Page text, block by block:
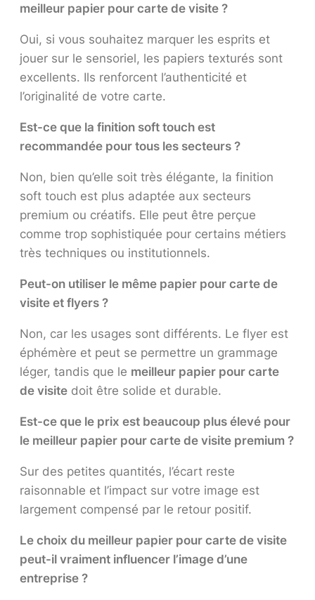
meilleur papier pour carte de visite ?
Oui, si vous souhaitez marquer les esprits et
jouer sur le sensoriel, les papiers texturés sont
excellents. Ils renforcent l’authenticité et
l’originalité de votre carte.
Est-ce que la finition soft touch est
recommandée pour tous les secteurs ?
Non, bien qu’elle soit très élégante, la finition
soft touch est plus adaptée aux secteurs
premium ou créatifs. Elle peut être perçue
comme trop sophistiquée pour certains métiers
très techniques ou institutionnels.
Peut-on utiliser le même papier pour carte de
visite et flyers ?
Non, car les usages sont différents. Le flyer est
éphémère et peut se permettre un grammage
léger, tandis que le meilleur papier pour carte
de visite doit être solide et durable.
Est-ce que le prix est beaucoup plus élevé pour
le meilleur papier pour carte de visite premium ?
Sur des petites quantités, l’écart reste
raisonnable et l’impact sur votre image est
largement compensé par le retour positif.
Le choix du meilleur papier pour carte de visite
peut-il vraiment influencer l’image d’une
entreprise ?